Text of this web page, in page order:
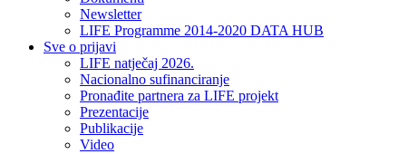
Newsletter
LIFE Programme 2014-2020 DATA HUB
Sve o prijavi
LIFE natječaj 2026.
Nacionalno sufinanciranje
Pronađite partnera za LIFE projekt
Prezentacije
Publikacije
Video